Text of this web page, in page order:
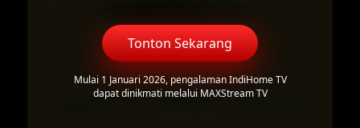
Tonton Sekarang
Mulai 1 Januari 2026, pengalaman IndiHome TV
dapat dinikmati melalui MAXStream TV